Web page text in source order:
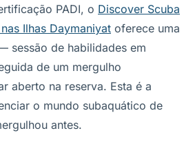
PADI, o Discover Scuba
Ilhas Daymaniyat oferece uma
sessão de habilidades em
de um mergulho
aberto na reserva. Esta é a
o mundo subaquático de
antes.